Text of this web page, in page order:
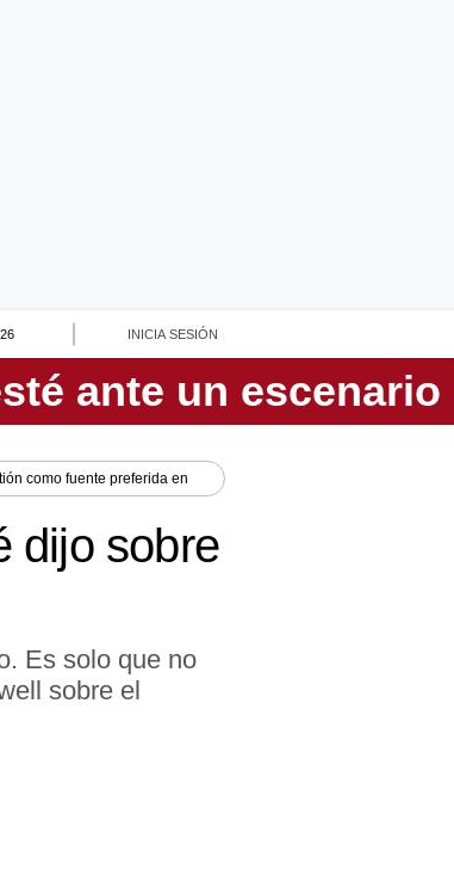
INICIA SESIÓN
como fuente preferida en
dijo sobre
Es solo que no
sobre el